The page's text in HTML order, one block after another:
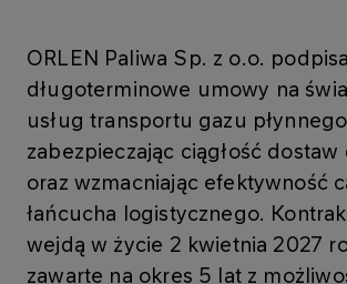
ORLEN Paliwa Sp. z o.o.
długoterminowe umowy na
usług transportu gazu
zabezpieczając ciągłość
oraz wzmacniając efektywność
łańcucha logistycznego.
wejdą w życie 2 kwietnia 2027
zawarte na okres 5 lat z